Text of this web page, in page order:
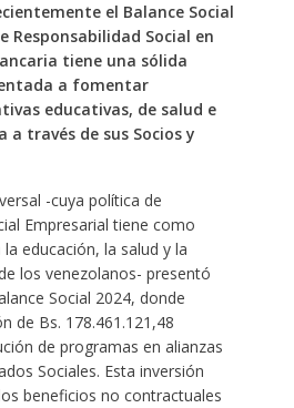
el Balance Social
Responsabilidad Social en
tiene una sólida
a fomentar
educativas, de salud e
a través de sus Socios y
-cuya política de
Empresarial tiene como
educación, la salud y la
los venezolanos- presentó
Social 2024, donde
de Bs. 178.461.121,48
de programas en alianzas
Sociales. Esta inversión
beneficios no contractuales